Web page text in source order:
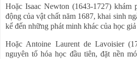
Hoặc Isaac Newton (1643-1727) khám
động của vật chất năm 1687, khai sinh
kể đến những phát minh khác của học
Hoặc Antoine Laurent de Lavoisier
nguyên tố hóa học đầu tiên, đặt nền